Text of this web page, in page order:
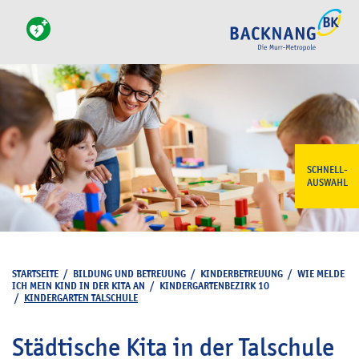
SCHNELL-
AUSWAHL
STARTSEITE / BILDUNG UND BETREUUNG / KINDERBETREUUNG / WIE MELDE
ICH MEIN KIND IN DER KITA AN / KINDERGARTENBEZIRK 10
/ KINDERGARTEN TALSCHULE
Städtische Kita in der Talschule